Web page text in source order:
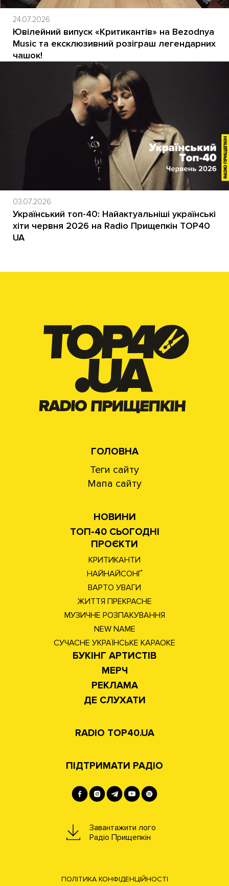
24.07.2026
Ювілейний випуск «Критикантів» на Bezodnya
Music та ексклюзивний розіграш легендарних
чашок!
03.07.2026
Український топ-40: Найактуальніші українські
хіти червня 2026 на Radio Прищепкін TOP40
UA
ГОЛОВНА
Теги сайту
Мапа сайту
НОВИНИ
ТОП-40 СЬОГОДНІ
ПРОЄКТИ
КРИТИКАНТИ
НАЙНАЙСОНҐ
ВАРТО УВАГИ
ЖИТТЯ ПРЕКРАСНЕ
МУЗИЧНЕ РОЗПАКУВАННЯ
NEW NAME
СУЧАСНЕ УКРАЇНСЬКЕ КАРАОКЕ
БУКІНГ АРТИСТІВ
МЕРЧ
РЕКЛАМА
ДЕ СЛУХАТИ
RADIO TOP40.UA
ПІДТРИМАТИ РАДІО
Завантажити лого
Радіо Прищепкін
ПОЛІТИКА КОНФІДЕНЦІЙНОСТІ